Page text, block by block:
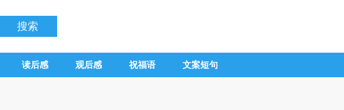
读后感 观后感 祝福语 文案短句